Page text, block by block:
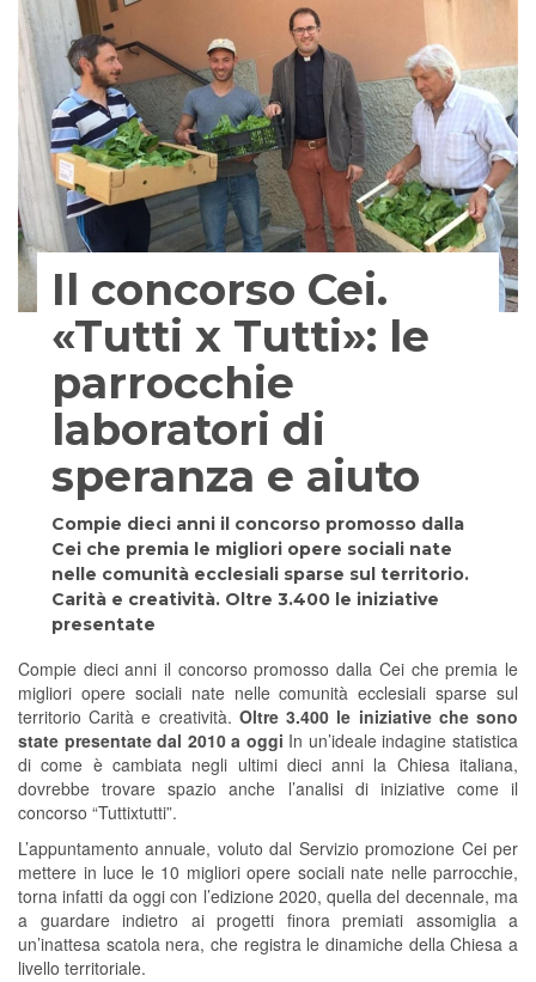
Il concorso Cei.
«Tutti x Tutti»: le
parrocchie
laboratori di
speranza e aiuto
Compie dieci anni il concorso promosso dalla
Cei che premia le migliori opere sociali nate
nelle comunità ecclesiali sparse sul territorio.
Carità e creatività. Oltre 3.400 le iniziative
presentate
Compie dieci anni il concorso promosso dalla Cei che premia le
migliori opere sociali nate nelle comunità ecclesiali sparse sul
territorio Carità e creatività. Oltre 3.400 le iniziative che sono
state presentate dal 2010 a oggi In un’ideale indagine statistica
di come è cambiata negli ultimi dieci anni la Chiesa italiana,
dovrebbe trovare spazio anche l’analisi di iniziative come il
concorso “Tuttixtutti”.
L’appuntamento annuale, voluto dal Servizio promozione Cei per
mettere in luce le 10 migliori opere sociali nate nelle parrocchie,
torna infatti da oggi con l’edizione 2020, quella del decennale, ma
a guardare indietro ai progetti finora premiati assomiglia a
un’inattesa scatola nera, che registra le dinamiche della Chiesa a
livello territoriale.